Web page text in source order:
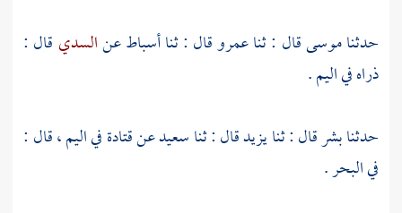
حدثناموسىقال : ثناعمروقال : ثناأسباطعنالسدي قال :
ذراه في اليم .
حدثنابشرقال : ثنايزيدقال : ثناسعيدعنقتادةفي اليم ، قال :
في البحر .